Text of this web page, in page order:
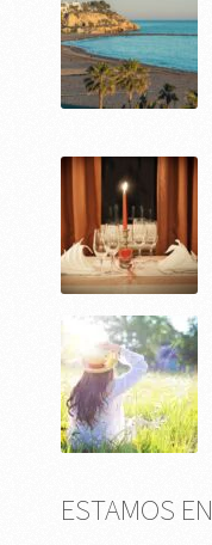
ESTAMOS